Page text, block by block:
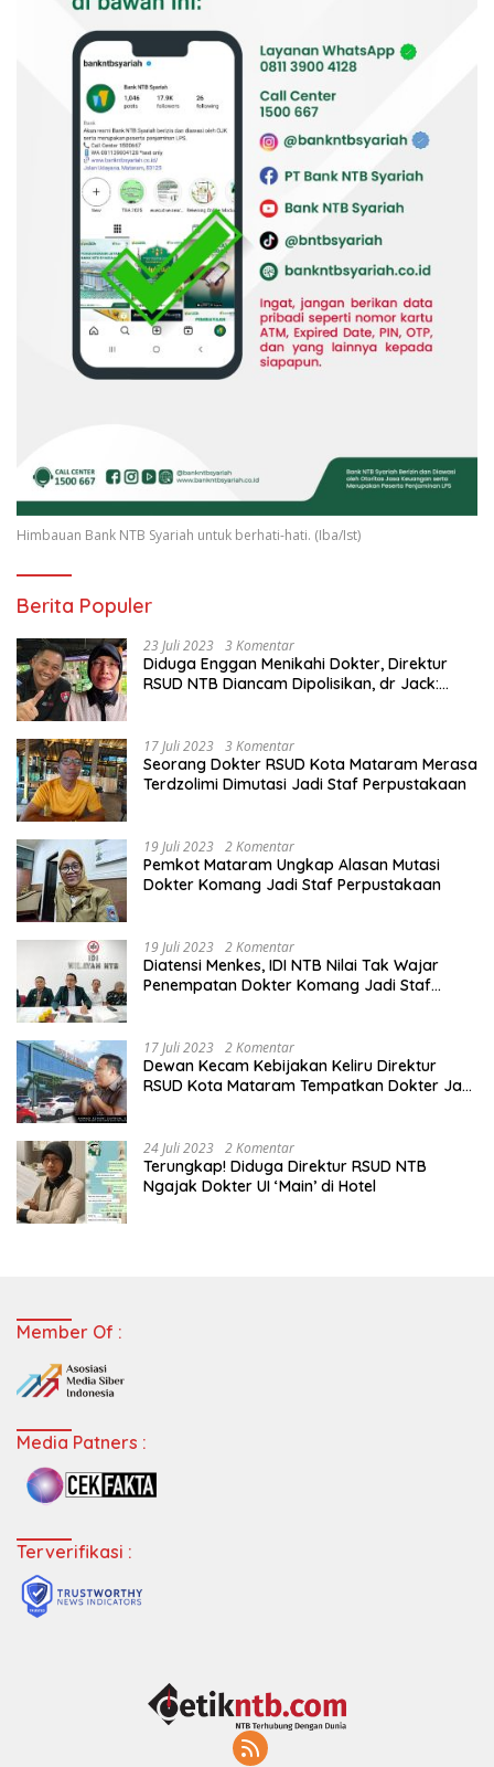
Himbauan Bank NTB Syariah untuk berhati-hati. (Iba/Ist)
Berita Populer
23 Juli 2023 3 Komentar
Diduga Enggan Menikahi Dokter, Direktur
RSUD NTB Diancam Dipolisikan, dr Jack:
17 Juli 2023 3 Komentar
Seorang Dokter RSUD Kota Mataram Merasa
Terdzolimi Dimutasi Jadi Staf Perpustakaan
19 Juli 2023 2 Komentar
Pemkot Mataram Ungkap Alasan Mutasi
Dokter Komang Jadi Staf Perpustakaan
19 Juli 2023 2 Komentar
Diatensi Menkes, IDI NTB Nilai Tak Wajar
Penempatan Dokter Komang Jadi Staf
17 Juli 2023 2 Komentar
Dewan Kecam Kebijakan Keliru Direktur
RSUD Kota Mataram Tempatkan Dokter Jadi
24 Juli 2023 2 Komentar
Terungkap! Diduga Direktur RSUD NTB
Ngajak Dokter UI ‘Main’ di Hotel
Member Of :
Media Patners :
Terverifikasi :